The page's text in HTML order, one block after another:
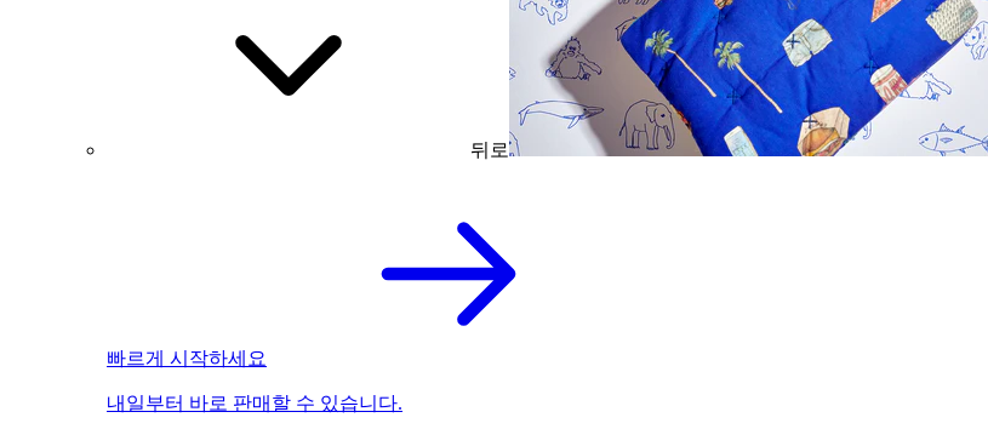
뒤로
빠르게 시작하세요
내일부터 바로 판매할 수 있습니다.